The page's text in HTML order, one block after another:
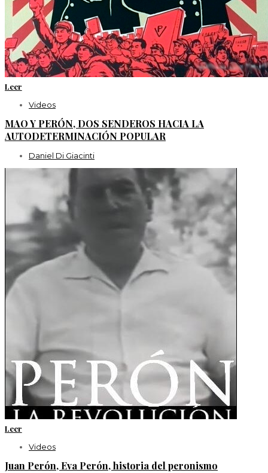
Leer
Videos
MAO Y PERÓN, DOS SENDEROS HACIA LA
AUTODETERMINACIÓN POPULAR
Daniel Di Giacinti
Leer
Videos
Juan Perón, Eva Perón, historia del peronismo